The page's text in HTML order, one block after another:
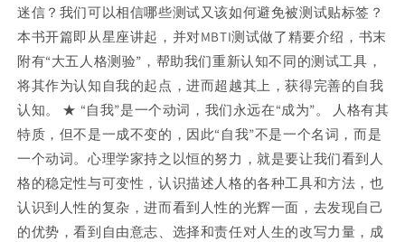
迷信？我们可以相信哪些测试又该如何避免被测试贴标签？
本书开篇即从星座讲起，并对MBTI测试做了精要介绍，书末
附有“大五人格测验”，帮助我们重新认知不同的测试工具，
将其作为认知自我的起点，进而超越其上，获得完善的自我
认知。 ★ “自我”是一个动词，我们永远在“成为”。 人格有其
特质，但不是一成不变的，因此“自我”不是一个名词，而是
一个动词。心理学家持之以恒的努力，就是要让我们看到人
格的稳定性与可变性，认识描述人格的各种工具和方法，也
认识到人性的复杂，进而看到人性的光辉一面，去发现自己
的优势，看到自由意志、选择和责任对人生的改写力量，成